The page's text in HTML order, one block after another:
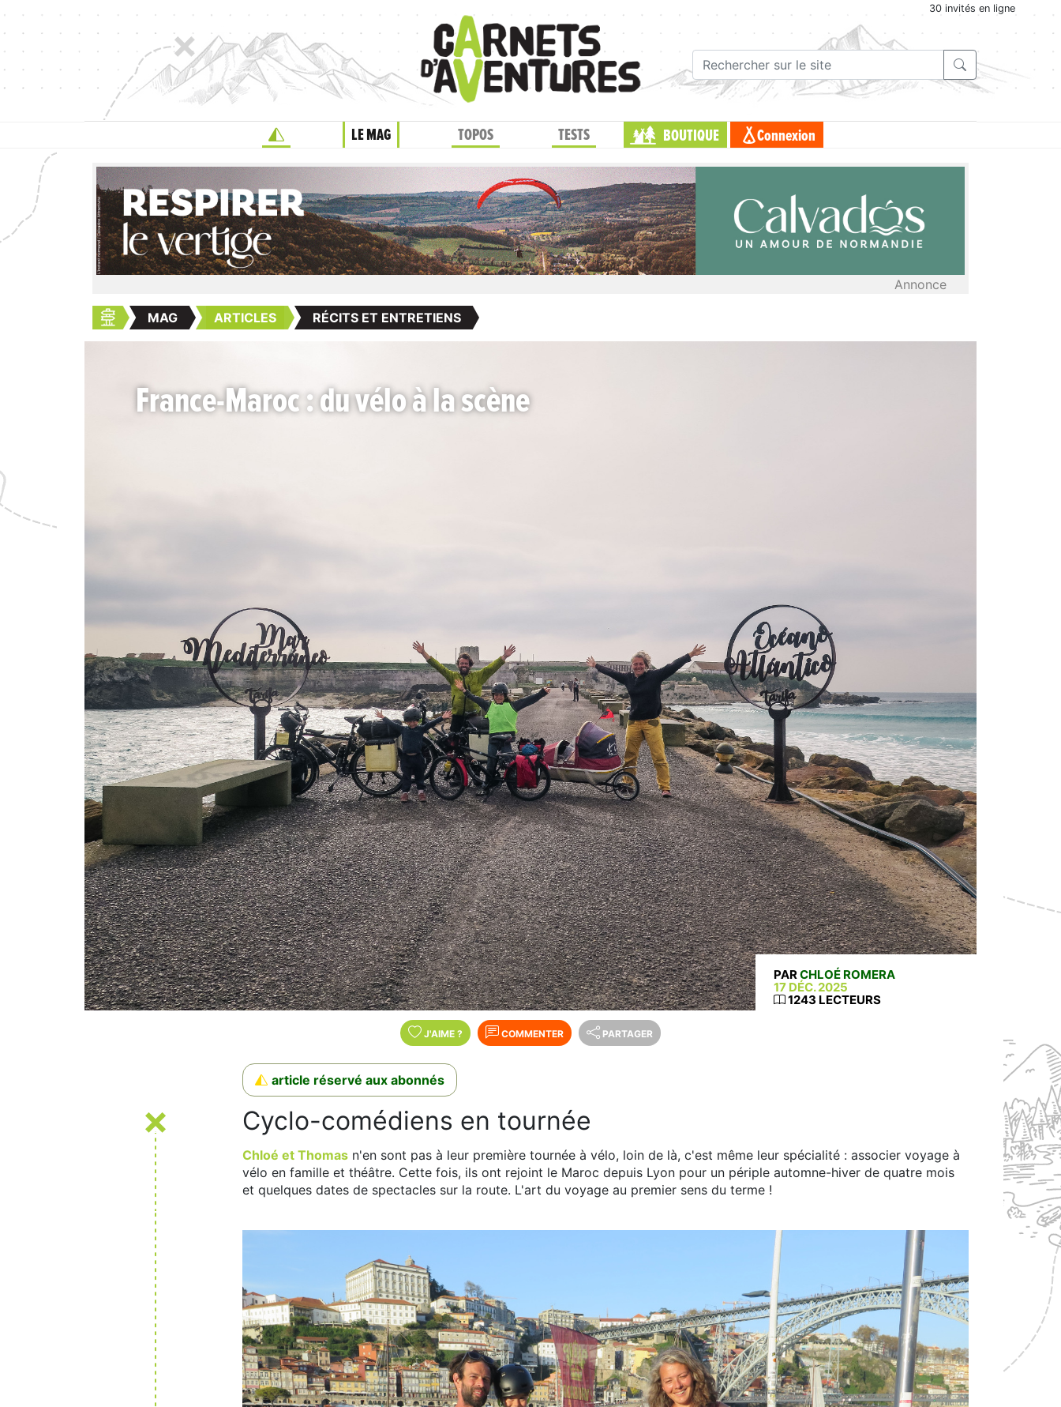
30 invités en ligne
LE MAG TOPOS TESTS BOUTIQUE Connexion
Annonce
MAG ARTICLES RÉCITS ET ENTRETIENS
France-Maroc : du vélo à la scène
PARCHLOÉ ROMERA
17 DÉC. 2025
1243 LECTEURS
J'AIME ? COMMENTER PARTAGER
article réservé aux abonnés
Cyclo-comédiens en tournée
Chloé et Thomas n'en sont pas à leur première tournée à vélo, loin de là, c'est même leur spécialité : associer voyage à
vélo en famille et théâtre. Cette fois, ils ont rejoint le Maroc depuis Lyon pour un périple automne-hiver de quatre mois
et quelques dates de spectacles sur la route. L'art du voyage au premier sens du terme !